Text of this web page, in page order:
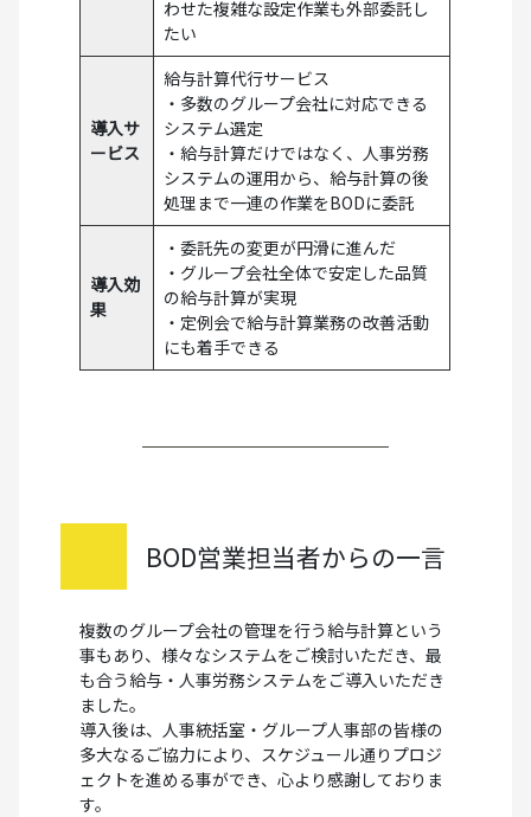
わせた複雑な設定作業も外部委託し
たい
導入サ
ービス
給与計算代行サービス
・多数のグループ会社に対応できる
システム選定
・給与計算だけではなく、人事労務
システムの運用から、給与計算の後
処理まで一連の作業をBODに委託
導入効
果
・委託先の変更が円滑に進んだ
・グループ会社全体で安定した品質
の給与計算が実現
・定例会で給与計算業務の改善活動
にも着手できる
BOD営業担当者からの一言
複数のグループ会社の管理を行う給与計算という
事もあり、様々なシステムをご検討いただき、最
も合う給与・人事労務システムをご導入いただき
ました。
導入後は、人事統括室・グループ人事部の皆様の
多大なるご協力により、スケジュール通りプロジ
ェクトを進める事ができ、心より感謝しておりま
す。